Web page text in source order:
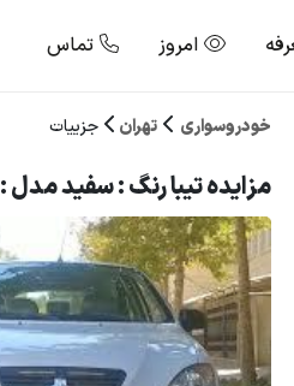
امروز تماس
خودروسواری تهران جزییات
مزایده تیبا رنگ : سفید مدل : 94